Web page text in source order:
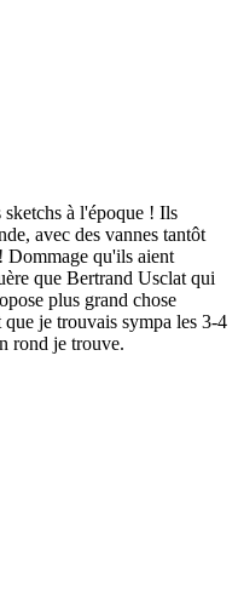
sketchs à l'époque ! Ils
avec des vannes tantôt
Dommage qu'ils aient
que Bertrand Usclat qui
plus grand chose
je trouvais sympa les 3-4
rond je trouve.